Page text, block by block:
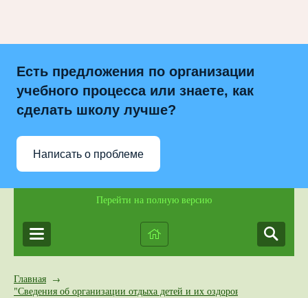
Есть предложения по организации
учебного процесса или знаете, как
сделать школу лучше?
Написать о проблеме
Перейти на полную версию
Главная →
"Сведения об организации отдыха детей и их оздоровлении"